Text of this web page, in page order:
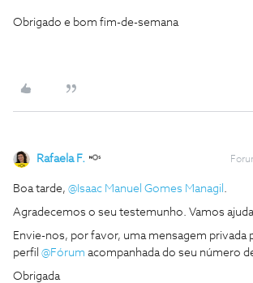
Obrigado e bom fim-de-semana
Rafaela F.
Boa tarde, ​ @Isaac Manuel Gomes Managil .
Agradecemos o seu testemunho. Vamos
Envie-nos, por favor, uma mensagem privada
perfil @Fórum acompanhada do seu número
Obrigada